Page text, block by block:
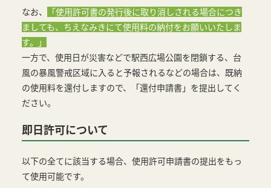
なお、
「使用許可書の発行後に取り消しされる場合につき
ましても、ちえなみきにて使用料の納付をお願いいたしま
す。」
一方で、使用日が災害などで駅西広場公園を閉鎖する、台
風の暴風警戒区域に入ると予報されるなどの場合は、既納
の使用料を還付しますので、「還付申請書」を提出してく
ださい。
即日許可について
以下の全てに該当する場合、使用許可申請書の提出をもっ
て使用可能です。